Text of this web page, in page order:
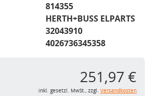
814355
HERTH+BUSS ELPARTS
32043910
4026736345358
251,97 €
inkl. gesetzl. MwSt., zzgl. Versandkosten